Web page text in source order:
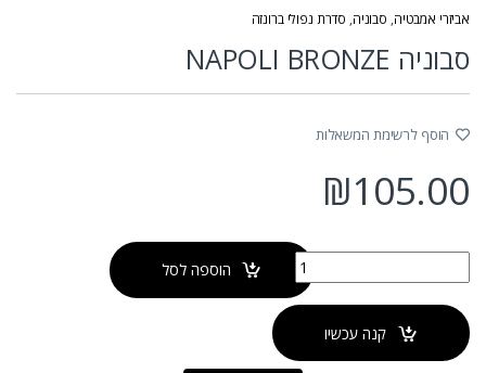
אביזרי אמבטיה, סבוניה, סדרת נפולי ברונזה
סבוניה NAPOLI BRONZE
הוסף לרשימת המשאלות
₪105.00
הוספה לסל
קנה עכשיו